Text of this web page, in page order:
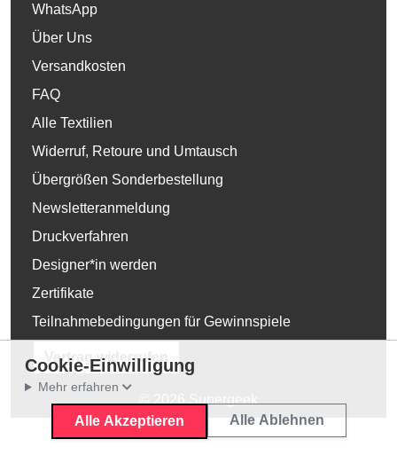
WhatsApp
Über Uns
Versandkosten
FAQ
Alle Textilien
Widerruf, Retoure und Umtausch
Übergrößen Sonderbestellung
Newsletteranmeldung
Druckverfahren
Designer*in werden
Zertifikate
Teilnahmebedingungen für Gewinnspiele
Vertrag widerrufen
Cookie-Einwilligung
Mehr erfahren
Alle Akzeptieren Alle Ablehnen